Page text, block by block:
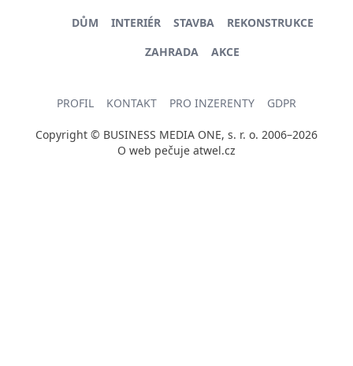
DŮM INTERIÉR STAVBA
REKONSTRUKCE
ZAHRADA
AKCE
PROFIL KONTAKT PRO INZERENTY GDPR
Copyright © BUSINESS MEDIA ONE, s. r. o. 2006–2026